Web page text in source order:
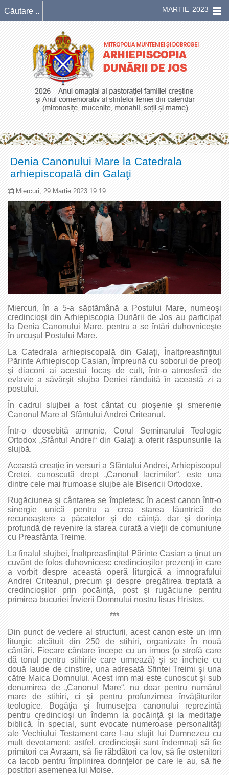
MARTIE 2023
Denia Canonului Mare la Catedrala
arhiepiscopală din Galaţi
Miercuri, 29 Martie 2023 19:19
Miercuri, în a 5-a săptămână a Postului Mare, numeoşi
credincioşi din Arhiepiscopia Dunării de Jos au participat
la Denia Canonului Mare, pentru a se întări duhovniceşte
în urcuşul Postului Mare.
La Catedrala arhiepiscopală din Galaţi, Înaltpreasfinţitul
Părinte Arhiepiscop Casian, împreună cu soborul de preoţi
şi diaconi ai acestui locaş de cult, într-o atmosferă de
evlavie a săvârşit slujba Deniei rânduită în această zi a
postului.
În cadrul slujbei a fost cântat cu pioşenie şi smerenie
Canonul Mare al Sfântului Andrei Criteanul.
Într-o deosebită armonie, Corul Seminarului Teologic
Ortodox „Sfântul Andrei“ din Galaţi a oferit răspunsurile la
slujbă.
Această creaţie în versuri a Sfântului Andrei, Arhiepiscopul
Cretei, cunoscută drept „Canonul lacrimilor“, este una
dintre cele mai frumoase slujbe ale Bisericii Ortodoxe.
Rugăciunea şi cântarea se împletesc în acest canon într-o
sinergie unică pentru a crea starea lăuntrică de
recunoaştere a păcatelor şi de căinţă, dar şi dorinţa
profundă de revenire la starea curată a vieţii de comuniune
cu Preasfânta Treime.
La finalul slujbei, Înaltpreasfinţitul Părinte Casian a ţinut un
cuvânt de folos duhovnicesc credincioşilor prezenţi în care
a vorbit despre această operă liturgică a imnografului
Andrei Criteanul, precum şi despre pregătirea treptată a
credincioşilor prin pocăinţă, post şi rugăciune pentru
primirea bucuriei Învierii Domnului nostru Iisus Hristos.
***
Din punct de vedere al structurii, acest canon este un imn
liturgic alcătuit din 250 de stihiri, organizate în nouă
cântări. Fiecare cântare începe cu un irmos (o strofă care
dă tonul pentru stihirile care urmează) şi se încheie cu
două laude de cinstire, una adresată Sfintei Treimi şi una
către Maica Domnului. Acest imn mai este cunoscut şi sub
denumirea de „Canonul Mare“, nu doar pentru numărul
mare de stihiri, ci şi pentru profunzimea învăţăturilor
teologice. Bogăţia şi frumuseţea canonului reprezintă
pentru credincioşi un îndemn la pocăinţă şi la meditaţie
biblică. În special, sunt evocate numeroase personalităţi
ale Vechiului Testament care I-au slujit lui Dumnezeu cu
mult devotament; astfel, credincioşii sunt îndemnaţi să fie
primitori ca Avraam, să fie răbdători ca Iov, să fie ostenitori
ca Iacob pentru împlinirea dorinţelor pe care le au, să fie
postitori asemenea lui Moise.